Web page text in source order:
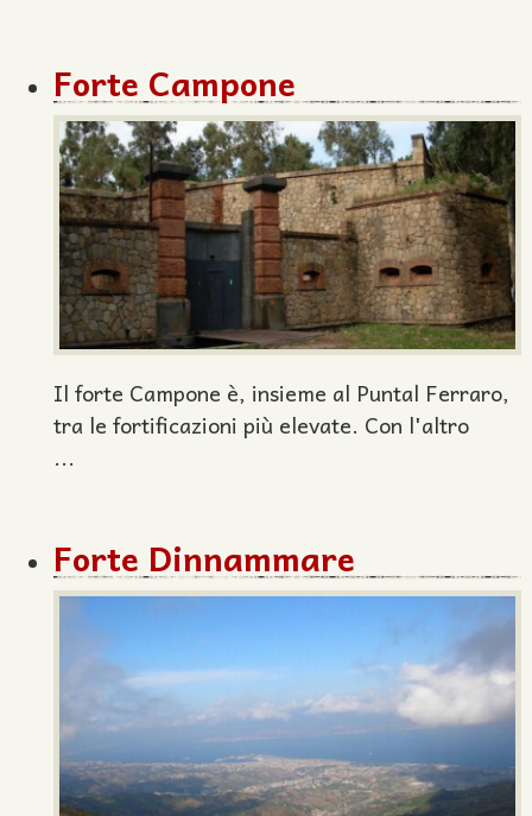
Forte Campone
Il forte Campone è, insieme al Puntal Ferraro,
tra le fortificazioni più elevate. Con l'altro
...
Forte Dinnammare